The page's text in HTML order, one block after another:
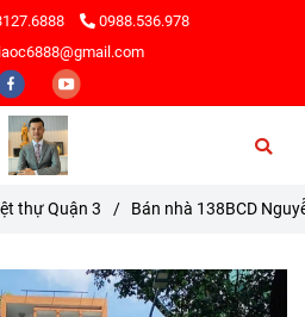
0988.536.978
thự Quận 3 / Bán nhà 138BCD